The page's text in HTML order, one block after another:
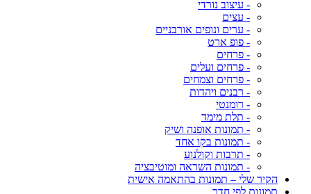
- עיצוב נורדי
- עצים
- ערים ונופים אורבניים
- פופ ארט
- פרחים
- פרחים ועלים
- פרחים וצמחים
- רבנים ויהדות
- רומנטי
- תלת מימד
- תמונות אופנה ושיק
- תמונות בקו אחד
- תרבות וקולנוע
- תמונות השראה ומוטיבציה
הקיר שלי – תמונות בהתאמה אישית
תמונות לפי חדר